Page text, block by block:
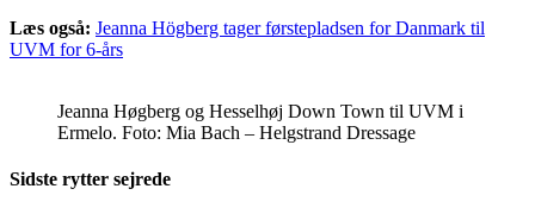
Læs også: Jeanna Högberg tager førstepladsen for Danmark til
UVM for 6-års
Jeanna Høgberg og Hesselhøj Down Town til UVM i
Ermelo. Foto: Mia Bach – Helgstrand Dressage
Sidste rytter sejrede